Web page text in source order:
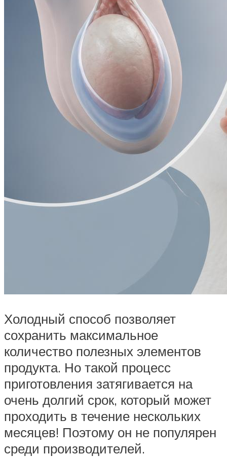
Холодный способ позволяет
сохранить максимальное
количество полезных элементов
продукта. Но такой процесс
приготовления затягивается на
очень долгий срок, который может
проходить в течение нескольких
месяцев! Поэтому он не популярен
среди производителей.